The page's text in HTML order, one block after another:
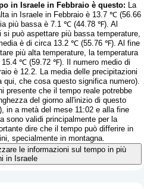
in Israele in Febbraio è questo: La
in Israele in Febbraio è 13.7 ℃ (56.66
più bassa è 7.1 ℃ (44.78 ℉). Al
si può aspettare più bassa temperature,
è di circa 13.2 ℃ (55.76 ℉). Al fine
più alta temperature, la temperatura
15.4 ℃ (59.72 ℉). Il numero medio di
è 12.2. La media delle precipitazioni
qui, che cosa questo significa numero).
presente che il tempo reale potrebbe
del giorno all'inizio di questo
in a metà del mese 11:02 e alla fine
sono validi principalmente per la
dire che il tempo può differire in
specialmente in montagna.
le informazioni sul tempo in più
in Israele